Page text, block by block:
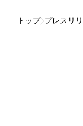
トップ プレスリ